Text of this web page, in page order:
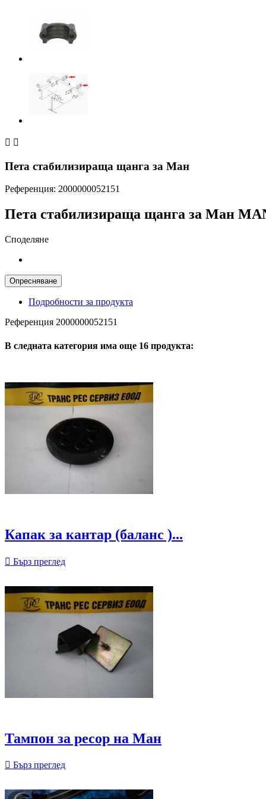
 
Пета стабилизираща щанга за Ман
Референция: 2000000052151
Пета стабилизираща щанга за Ман
Споделяне
Подробности за продукта
Референция 2000000052151
В следната категория има още 16 продукта:
Капак за кантар (баланс )...
 Бърз преглед
Тампон за ресор на Ман
 Бърз преглед